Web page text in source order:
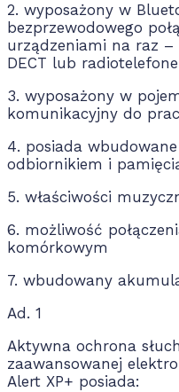
2. wyposażony w
bezprzewodowego
urządzeniami na raz
DECT lub
3. wyposażony w
komunikacyjny do
4. posiada
odbiornikiem i
5. właściwości
6. możliwość
komórkowym
7. wbudowany
Ad. 1
Aktywna ochrona
zaawansowanej
Alert XP+ posiada: